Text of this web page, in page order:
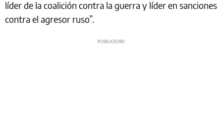
líder de la coalición contra la guerra y líder en sanciones
contra el agresor ruso”.